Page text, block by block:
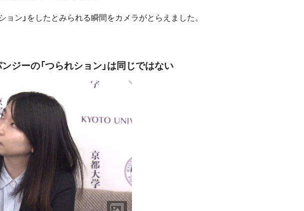
ョン」をしたとみられる瞬間をカメラがとらえました。
ジーの「つられション」は同じではない